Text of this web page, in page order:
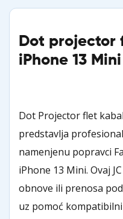
Dot projector
iPhone 13
Dot Projector flet
predstavlja
namenjenu popravci
iPhone 13 Mini. Ovaj
obnove ili prenosa
uz pomoć